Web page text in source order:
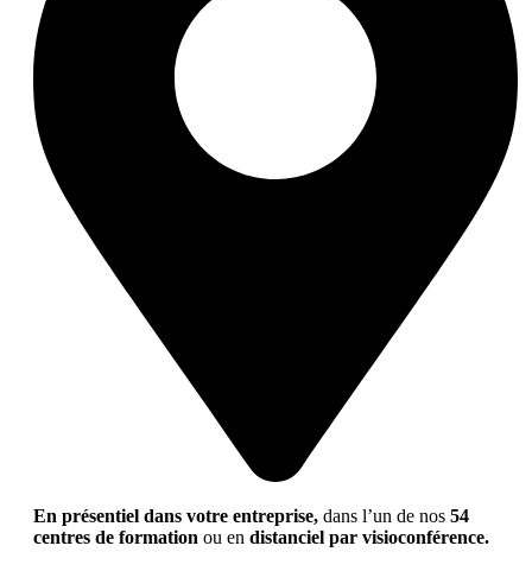
En présentiel dans votre entreprise, dans l’un de nos 54
centres de formation ou en distanciel par visioconférence.